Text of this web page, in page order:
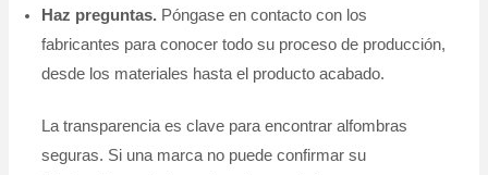
Haz preguntas. Póngase en contacto con los
fabricantes para conocer todo su proceso de producción,
desde los materiales hasta el producto acabado.
La transparencia es clave para encontrar alfombras
seguras. Si una marca no puede confirmar su